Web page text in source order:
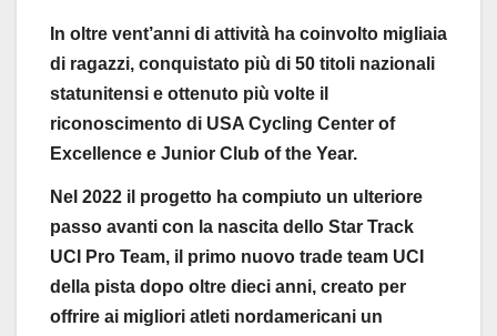
In oltre vent’anni di attività ha coinvolto migliaia
di ragazzi, conquistato più di 50 titoli nazionali
statunitensi e ottenuto più volte il
riconoscimento di USA Cycling Center of
Excellence e Junior Club of the Year.
Nel 2022 il progetto ha compiuto un ulteriore
passo avanti con la nascita dello Star Track
UCI Pro Team, il primo nuovo trade team UCI
della pista dopo oltre dieci anni, creato per
offrire ai migliori atleti nordamericani un